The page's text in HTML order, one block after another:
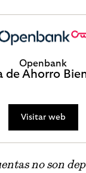
Openbank
de Ahorro
Visitar web
no son